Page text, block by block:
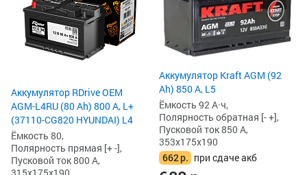
Аккумулятор RDrive OEM
AGM-L4RU (80 Ah) 800 А, L+
(37110-CG820 HYUNDAI) L4
Ёмкость 80,
Полярность прямая [+ -],
Пусковой ток 800 А,
Аккумулятор Kraft AGM (92
Ah) 850 А, L5
Ёмкость 92 А·ч,
Полярность обратная [- +],
Пусковой ток 850 А,
353x175x190
662р. при сдаче акб